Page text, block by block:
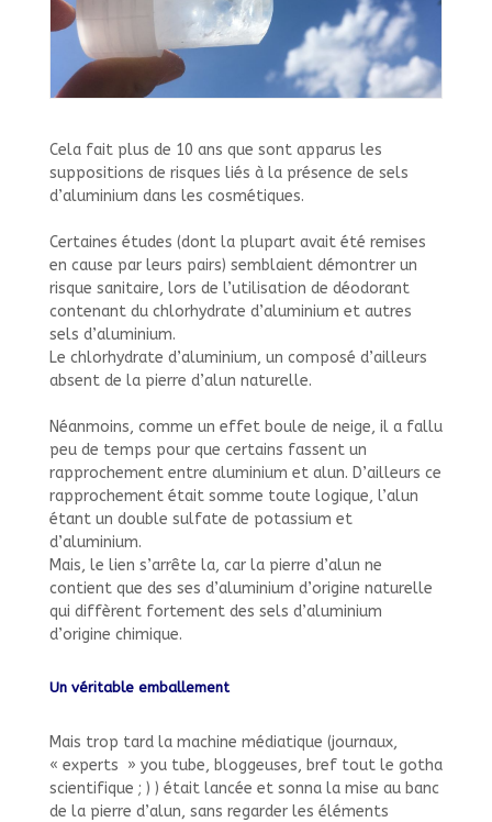
Cela fait plus de 10 ans que sont apparus les
suppositions de risques liés à la présence de sels
d’aluminium dans les cosmétiques.
Certaines études (dont la plupart avait été remises
en cause par leurs pairs) semblaient démontrer un
risque sanitaire, lors de l’utilisation de déodorant
contenant du chlorhydrate d’aluminium et autres
sels d’aluminium.
Le chlorhydrate d’aluminium, un composé d’ailleurs
absent de la pierre d’alun naturelle.
Néanmoins, comme un effet boule de neige, il a fallu
peu de temps pour que certains fassent un
rapprochement entre aluminium et alun. D’ailleurs ce
rapprochement était somme toute logique, l’alun
étant un double sulfate de potassium et
d’aluminium.
Mais, le lien s’arrête la, car la pierre d’alun ne
contient que des ses d’aluminium d’origine naturelle
qui diffèrent fortement des sels d’aluminium
d’origine chimique.
Un véritable emballement
Mais trop tard la machine médiatique (journaux,
« experts » you tube, bloggeuses, bref tout le gotha
scientifique ; ) ) était lancée et sonna la mise au banc
de la pierre d’alun, sans regarder les éléments